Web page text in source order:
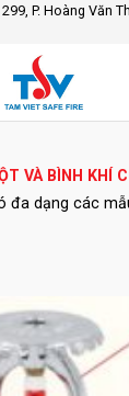
P. Hoàng Văn
VÀ BÌNH KHÍ
đa dạng các